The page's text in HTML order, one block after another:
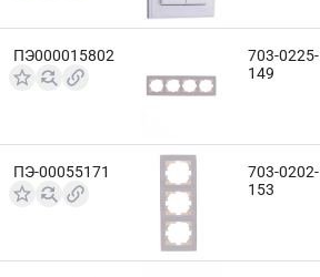
ПЭ000015802
703-0225-
149
ПЭ-00055171
703-0202-
153